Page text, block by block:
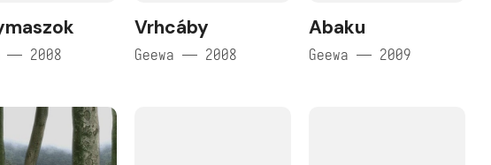
— 2008
Vrhcáby
Geewa — 2008
Abaku
Geewa — 2009